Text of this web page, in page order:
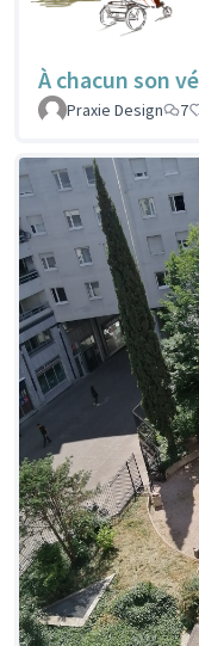
À chacun son
Praxie Design
7